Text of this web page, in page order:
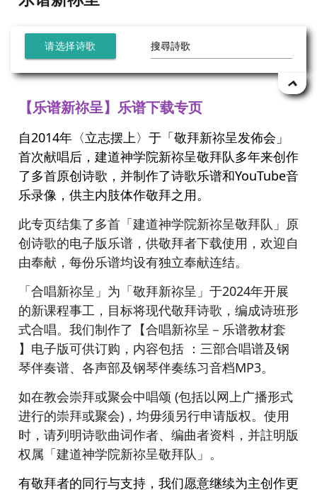
请选择诗歌
【乐谱新祢呈】乐谱下载专页
自2014年〈立志摆上〉于「敬拜新祢呈发佈会」
首次献唱后，建道神学院新祢呈敬拜队多年来创作
了多首原创诗歌，并制作了诗歌乐谱和YouTube音
乐录像，供主内肢体作敬拜之用。
此专页结集了多首「建道神学院新祢呈敬拜队」原
创诗歌的电子版乐谱，供敬拜者下载使用，欢迎自
由奉献，每份乐谱均设有独立奉献连结。
「合唱新祢呈」为「敬拜新祢呈」于2024年开展
的新课程事工，目标将现代敬拜诗歌，编成诗班形
式合唱。我们制作了【合唱新祢呈－乐谱教材套
】电子版可供订购，内容包括 ：三部合唱谱及钢
琴伴奏谱、各声部及钢琴伴奏练习音档MP3。
如在教会崇拜或聚会中唱颂 (包括以网上广播形式
进行的崇拜或聚会)，均毋须另行申请版权。使用
时，请列明诗歌曲词作者、编曲者资料，并註明版
权属「建道神学院新祢呈敬拜队」。
有敬拜者的同行与支持，我们愿意继续为主创作更